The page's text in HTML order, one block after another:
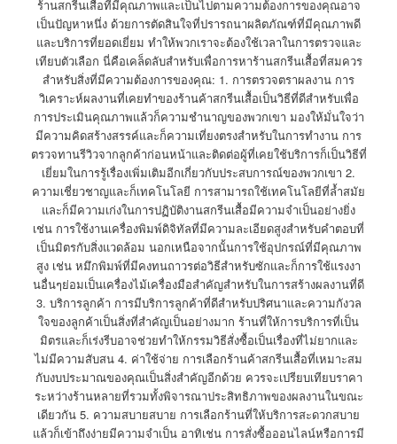
ร้านสกรีนเสื้อที่มีคุณภาพและเป็นไปตามความต้องการของคุณอาจ
เป็นปัญหาหนึ่ง ด้วยการตัดสินใจที่ปรารถนาผลิตภัณฑ์ที่มีคุณภาพดี
และบริการที่ยอดเยี่ยม ทำให้พวกเราจะต้องใช้เวลาในการตรวจและ
เทียบตัวเลือก นี่คือเคล็ดลับสำหรับเพื่อการหาร้านสกรีนเสื้อที่สมควร
สำหรับสิ่งที่มีความต้องการของคุณ: 1. การตรวจตราผลงาน การ
วิเคราะห์ผลงานที่เคยทำของร้านค้าสกรีนเสื้อเป็นวิธีที่ดีสำหรับเพื่อ
การประเมินคุณภาพแล้วก็ความชำนาญของพวกเขา มองให้มั่นใจว่า
มีความคิดสร้างสรรค์และก็ความเที่ยงตรงสำหรับในการทำงาน การ
ตรวจทานรีวิวจากลูกค้าก่อนหน้าและติดต่อผู้ที่เคยใช้บริการก็เป็นวิธีที่
เยี่ยมในการรู้เรื่องเพิ่มเติมอีกเกี่ยวกับประสบการณ์ของพวกเขา 2.
ความเชี่ยวชาญและก็เทคโนโลยี การสามารถใช้เทคโนโลยีที่ล้ำสมัย
และก็มีความเก่งในการปฏิบัติงานสกรีนเสื้อมีความจำเป็นอย่างยิ่ง
เช่น การใช้งานเครื่องพิมพ์ดิจิทัลที่มีความละเอียดสูงสำหรับคำตอบที่
เป็นมิตรกับสิ่งแวดล้อม นอกเหนือจากนั้นการใช้อุปกรณ์ที่มีคุณภาพ
สูง เช่น หมึกพิมพ์ที่มีคงทนถาวรต่อวิธีสำหรับซักและก็การใช้แรงงา
นอื่นๆย่อมเป็นเครื่องไม้เครื่องมือสำคัญสำหรับในการสร้างผลงานที่ดี
3. บริการลูกค้า การมีบริการลูกค้าที่ดีสำหรับปริศนาและความกังวล
ใจของลูกค้าเป็นสิ่งที่สำคัญเป็นอย่างมาก ร้านที่ให้การบริการที่เป็น
มิตรและก็เร่งรีบอาจช่วยทำให้กรรมวิธีสั่งซื้อเป็นเรื่องที่ไม่ยากและ
ไม่มีความสับสน 4. ค่าใช้จ่าย การเลือกร้านค้าสกรีนเสื้อที่เหมาะสม
กับงบประมาณของคุณเป็นสิ่งสำคัญอีกด้วย ควรจะเปรียบเทียบราคา
ระหว่างร้านหลายที่รวมทั้งพิจารณาประสิทธิภาพของผลงานในขณะ
เดียวกัน 5. ความสบายสบาย การเลือกร้านที่ให้บริการสะดวกสบาย
แล้วก็เข้าถึงง่ายมีความจำเป็น อาทิเช่น การสั่งซื้อออนไลน์หรือการมี